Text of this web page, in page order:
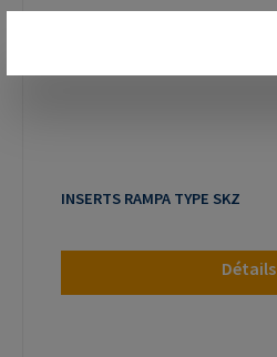
INSERTS RAMPA TYPE SKZ
Détails